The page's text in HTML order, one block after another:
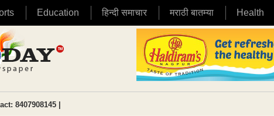
Education हिन्दी समाचार मराठी बातम्या Health
8407908145 |